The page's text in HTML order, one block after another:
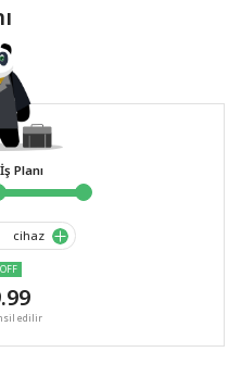
Planı
cihaz
edilir